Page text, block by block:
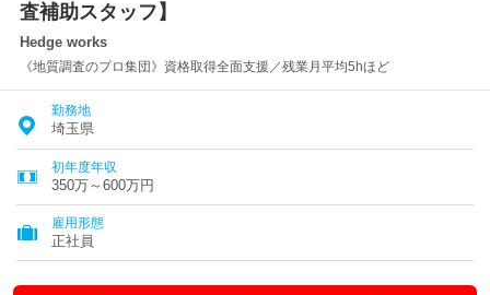
査補助スタッフ】
Hedge works
《地質調査のプロ集団》資格取得全面支援／残業月平均5hほど
勤務地
埼玉県
初年度年収
350万～600万円
雇用形態
正社員